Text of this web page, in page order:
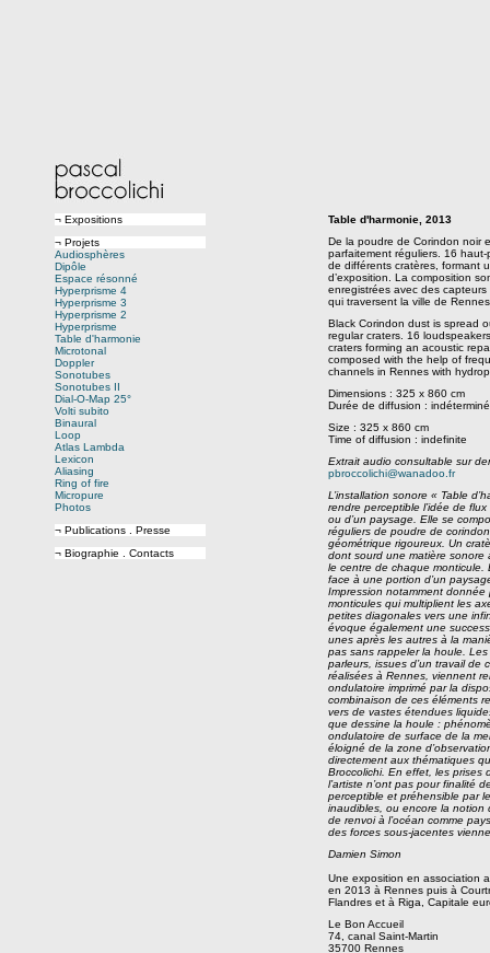
¬ Expositions
¬ Projets
Audiosphères
Dipôle
Espace résonné
Hyperprisme 4
Hyperprisme 3
Hyperprisme 2
Hyperprisme
Table d'harmonie
Microtonal
Doppler
Sonotubes
Sonotubes II
Dial-O-Map 25°
Volti subito
Binaural
Loop
Atlas Lambda
Lexicon
Aliasing
Ring of fire
Micropure
Photos
¬ Publications . Presse
¬ Biographie . Contacts
Table d'harmonie, 2013
De la poudre de Corindon noir
parfaitement réguliers. 16
de différents cratères, formant
d’exposition. La composition
enregistrées avec des
qui traversent la ville de
Black Corindon dust is spread
regular craters. 16
craters forming an acoustic
composed with the help of
channels in Rennes with
Dimensions : 325 x 860 cm
Durée de diffusion :
Size : 325 x 860 cm
Time of diffusion : indefinite
Extrait audio consultable sur
pbroccolichi@wanadoo.fr
L’installation sonore « Table
rendre perceptible l’idée de
ou d’un paysage. Elle se
réguliers de poudre de
géométrique rigoureux. Un
dont sourd une matière sonore
le centre de chaque monticule.
face à une portion d’un
Impression notamment
monticules qui multiplient les
petites diagonales vers une
évoque également une
unes après les autres à la
pas sans rappeler la houle.
parleurs, issues d’un travail de
réalisées à Rennes, viennent
ondulatoire imprimé par la
combinaison de ces éléments
vers de vastes étendues
que dessine la houle :
ondulatoire de surface de la
éloigné de la zone
directement aux thématiques
Broccolichi. En effet, les prises
l’artiste n’ont pas pour finalité
perceptible et préhensible par
inaudibles, ou encore la notion
de renvoi à l’océan comme
des forces sous-jacentes
Damien Simon
Une exposition en association
en 2013 à Rennes puis à
Flandres et à Riga, Capitale
Le Bon Accueil
74, canal Saint-Martin
35700 Rennes